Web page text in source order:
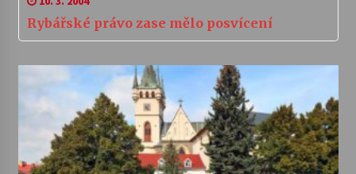
Rybářské právo zase mělo posvícení